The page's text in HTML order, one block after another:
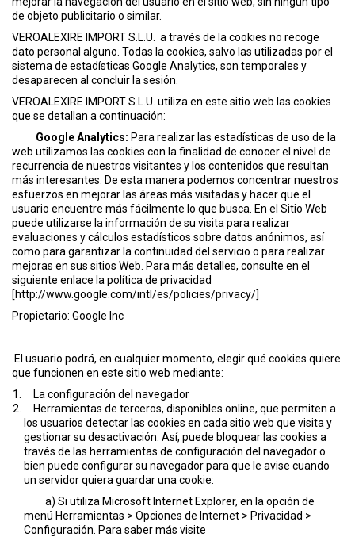
de objeto publicitario o similar.
VEROALEXIRE IMPORT S.L.U. a través de la cookies no recoge
dato personal alguno. Todas la cookies, salvo las utilizadas por el
sistema de estadísticas Google Analytics, son temporales y
desaparecen al concluir la sesión.
VEROALEXIRE IMPORT S.L.U. utiliza en este sitio web las cookies
que se detallan a continuación:
Google Analytics: Para realizar las estadísticas de uso de la
web utilizamos las cookies con la finalidad de conocer el nivel de
recurrencia de nuestros visitantes y los contenidos que resultan
más interesantes. De esta manera podemos concentrar nuestros
esfuerzos en mejorar las áreas más visitadas y hacer que el
usuario encuentre más fácilmente lo que busca. En el Sitio Web
puede utilizarse la información de su visita para realizar
evaluaciones y cálculos estadísticos sobre datos anónimos, así
como para garantizar la continuidad del servicio o para realizar
mejoras en sus sitios Web. Para más detalles, consulte en el
siguiente enlace la política de privacidad
[http://www.google.com/intl/es/policies/privacy/]
Propietario: Google Inc
El usuario podrá, en cualquier momento, elegir qué cookies quiere
que funcionen en este sitio web mediante:
La configuración del navegador
Herramientas de terceros, disponibles online, que permiten a
los usuarios detectar las cookies en cada sitio web que visita y
gestionar su desactivación. Así, puede bloquear las cookies a
través de las herramientas de configuración del navegador o
bien puede configurar su navegador para que le avise cuando
un servidor quiera guardar una cookie:
a) Si utiliza Microsoft Internet Explorer, en la opción de
menú Herramientas > Opciones de Internet > Privacidad >
Configuración. Para saber más visite